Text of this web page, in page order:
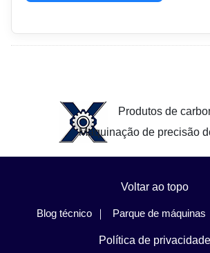
Produtos de
Maquinação de precisão
Voltar ao topo
Blog técnico Parque de máquinas
Política de privacidade